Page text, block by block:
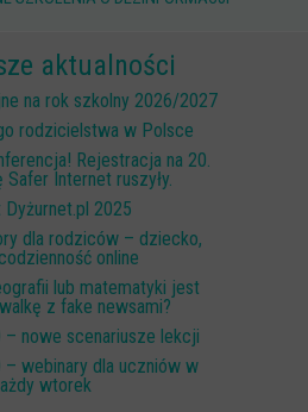
aktualności
na rok szkolny 2026/2027
rodzicielstwa w Polsce
Rejestracja na 20.
Internet ruszyły.
Dyżurnet.pl 2025
dla rodziców – dziecko,
online
lub matematyki jest
z fake newsami?
nowe scenariusze lekcji
webinary dla uczniów w
wtorek